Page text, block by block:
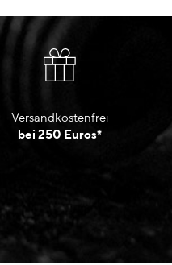
Versandkostenfrei
bei 250 Euros*